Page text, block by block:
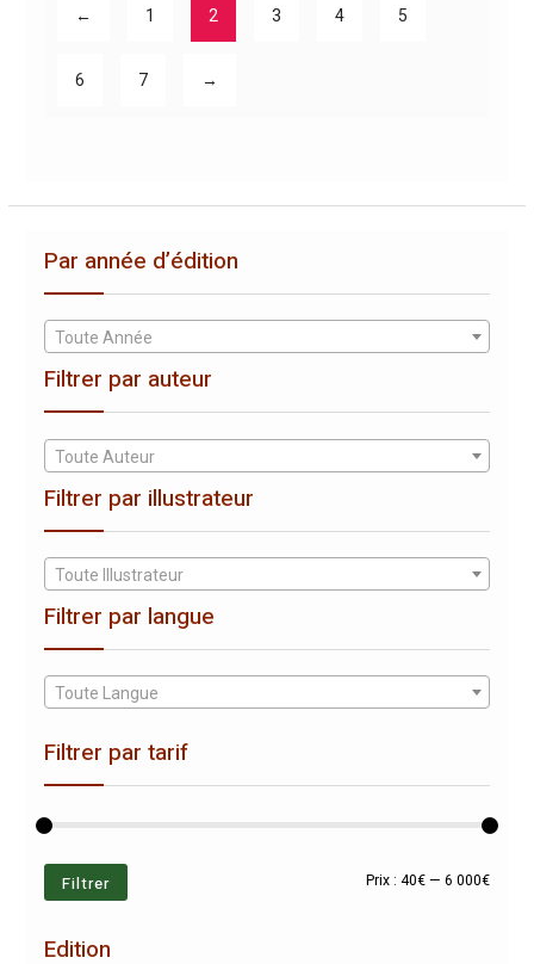
← 1 2 3 4 5
6 7 →
Par année d’édition
Toute Année
Filtrer par auteur
Toute Auteur
Filtrer par illustrateur
Toute Illustrateur
Filtrer par langue
Toute Langue
Filtrer par tarif
Prix
Prix
Filtrer Prix :40€ —6 000€
Edition